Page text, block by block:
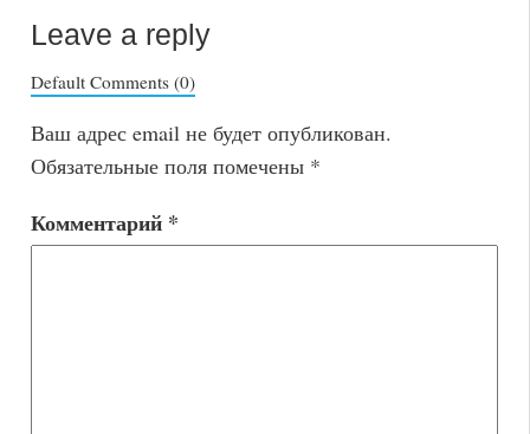
Leave a reply
Default Comments (0)
Ваш адрес email не будет опубликован.
Обязательные поля помечены *
Комментарий *